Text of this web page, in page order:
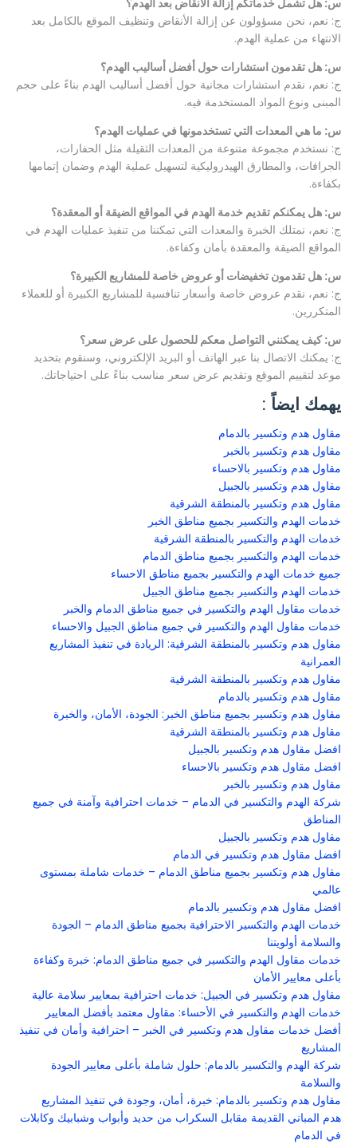
س: هل تشمل خدماتكم إزالة الأنقاض بعد الهدم؟
ج: نعم، نحن مسؤولون عن إزالة الأنقاض وتنظيف الموقع بالكامل بعد
الانتهاء من عملية الهدم.
س: هل تقدمون استشارات حول أفضل أساليب الهدم؟
ج: نعم، نقدم استشارات مجانية حول أفضل أساليب الهدم بناءً على حجم
المبنى ونوع المواد المستخدمة فيه.
س: ما هي المعدات التي تستخدمونها في عمليات الهدم؟
ج: نستخدم مجموعة متنوعة من المعدات الثقيلة مثل الحفارات،
الجرافات، والمطارق الهيدروليكية لتسهيل عملية الهدم وضمان إتمامها
بكفاءة.
س: هل يمكنكم تقديم خدمة الهدم في المواقع الضيقة أو المعقدة؟
ج: نعم، نمتلك الخبرة والمعدات التي تمكننا من تنفيذ عمليات الهدم في
المواقع الضيقة والمعقدة بأمان وكفاءة.
س: هل تقدمون تخفيضات أو عروض خاصة للمشاريع الكبيرة؟
ج: نعم، نقدم عروض خاصة وأسعار تنافسية للمشاريع الكبيرة أو للعملاء
المتكررين.
س: كيف يمكنني التواصل معكم للحصول على عرض سعر؟
ج: يمكنك الاتصال بنا عبر الهاتف أو البريد الإلكتروني، وسنقوم بتحديد
موعد لتقييم الموقع وتقديم عرض سعر مناسب بناءً على احتياجاتك.
يهمك ايضاً :
مقاول هدم وتكسير بالدمام
مقاول هدم وتكسير بالخبر
مقاول هدم وتكسير بالاحساء
مقاول هدم وتكسير بالجبيل
مقاول هدم وتكسير بالمنطقة الشرقية
خدمات الهدم والتكسير بجميع مناطق الخبر
خدمات الهدم والتكسير بالمنطقة الشرقية
خدمات الهدم والتكسير بجميع مناطق الدمام
جميع خدمات الهدم والتكسير بجميع مناطق الاحساء
خدمات الهدم والتكسير بجميع مناطق الجبيل
خدمات مقاول الهدم والتكسير في جميع مناطق الدمام والخبر
خدمات مقاول الهدم والتكسير في جميع مناطق الجبيل والاحساء
مقاول هدم وتكسير بالمنطقة الشرقية: الريادة في تنفيذ المشاريع
العمرانية
مقاول هدم وتكسير بالمنطقة الشرقية
مقاول هدم وتكسير بالدمام
مقاول هدم وتكسير بجميع مناطق الخبر: الجودة، الأمان، والخبرة
مقاول هدم وتكسير بالمنطقة الشرقية
افضل مقاول هدم وتكسير بالجبيل
افضل مقاول هدم وتكسير بالاحساء
مقاول هدم وتكسير بالخبر
شركة الهدم والتكسير في الدمام – خدمات احترافية وآمنة في جميع
المناطق
مقاول هدم وتكسير بالجبيل
افضل مقاول هدم وتكسير في الدمام
مقاول هدم وتكسير بجميع مناطق الدمام – خدمات شاملة بمستوى
عالمي
افضل مقاول هدم وتكسير بالدمام
خدمات الهدم والتكسير الاحترافية بجميع مناطق الدمام – الجودة
والسلامة أولويتنا
خدمات مقاول الهدم والتكسير في جميع مناطق الدمام: خبرة وكفاءة
بأعلى معايير الأمان
مقاول هدم وتكسير في الجبيل: خدمات احترافية بمعايير سلامة عالية
خدمات الهدم والتكسير في الأحساء: مقاول معتمد بأفضل المعايير
أفضل خدمات مقاول هدم وتكسير في الخبر – احترافية وأمان في تنفيذ
المشاريع
شركة الهدم والتكسير بالدمام: حلول شاملة بأعلى معايير الجودة
والسلامة
مقاول هدم وتكسير بالدمام: خبرة، أمان، وجودة في تنفيذ المشاريع
هدم المباني القديمة مقابل السكراب من حديد وأبواب وشبابيك وكابلات
في الدمام